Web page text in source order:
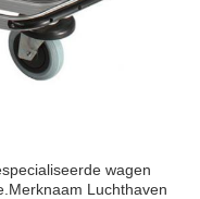
wagen
Luchthaven